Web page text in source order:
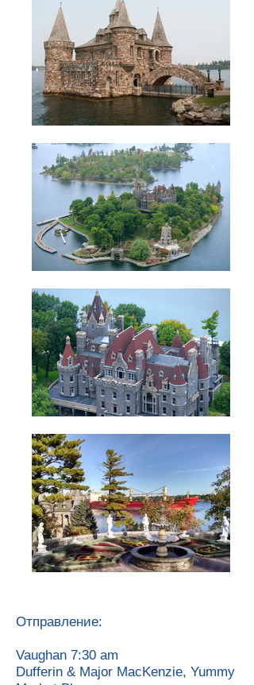
Отправление:
Vaughan 7:30 am
Dufferin & Major MacKenzie, Yummy